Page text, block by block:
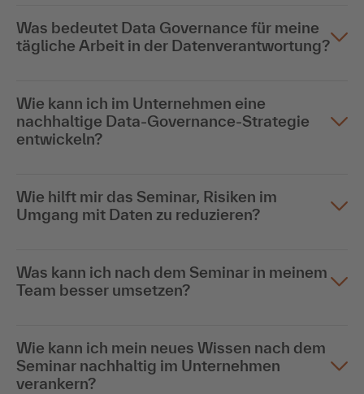
Was bedeutet Data Governance für meine
tägliche Arbeit in der Datenverantwortung?
Wie kann ich im Unternehmen eine
nachhaltige Data-Governance-Strategie
entwickeln?
Wie hilft mir das Seminar, Risiken im
Umgang mit Daten zu reduzieren?
Was kann ich nach dem Seminar in meinem
Team besser umsetzen?
Wie kann ich mein neues Wissen nach dem
Seminar nachhaltig im Unternehmen
verankern?